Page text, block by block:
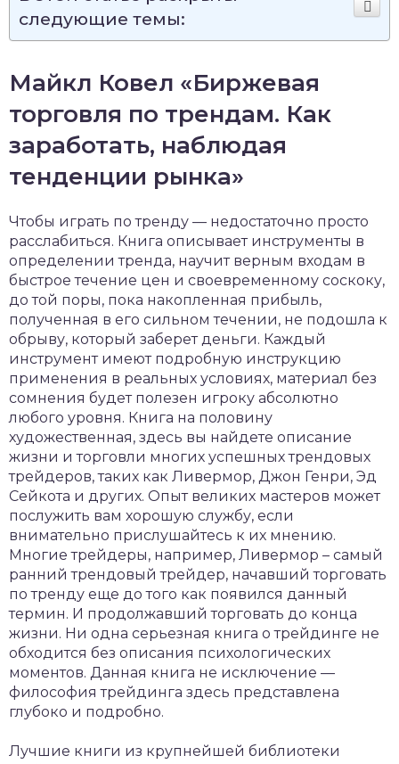
следующие темы:
Майкл Ковел «Биржевая
торговля по трендам. Как
заработать, наблюдая
тенденции рынка»
Чтобы играть по тренду — недостаточно просто
расслабиться. Книга описывает инструменты в
определении тренда, научит верным входам в
быстрое течение цен и своевременному соскоку,
до той поры, пока накопленная прибыль,
полученная в его сильном течении, не подошла к
обрыву, который заберет деньги. Каждый
инструмент имеют подробную инструкцию
применения в реальных условиях, материал без
сомнения будет полезен игроку абсолютно
любого уровня. Книга на половину
художественная, здесь вы найдете описание
жизни и торговли многих успешных трендовых
трейдеров, таких как Ливермор, Джон Генри, Эд
Сейкота и других. Опыт великих мастеров может
послужить вам хорошую службу, если
внимательно прислушайтесь к их мнению.
Многие трейдеры, например, Ливермор – самый
ранний трендовый трейдер, начавший торговать
по тренду еще до того как появился данный
термин. И продолжавший торговать до конца
жизни. Ни одна серьезная книга о трейдинге не
обходится без описания психологических
моментов. Данная книга не исключение —
философия трейдинга здесь представлена
глубоко и подробно.
Лучшие книги из крупнейшей библиотеки